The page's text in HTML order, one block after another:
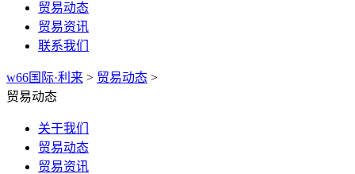
贸易动态
贸易资讯
联系我们
w66国际·利来 > 贸易动态 >
贸易动态
关于我们
贸易动态
贸易资讯